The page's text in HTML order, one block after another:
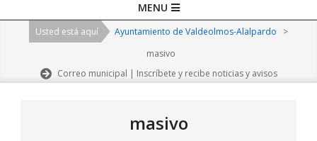
Navigation
MENU
Usted está aquí Ayuntamiento de Valdeolmos-Alalpardo
>
masivo
Correo municipal | Inscríbete y recibe noticias y avisos
masivo